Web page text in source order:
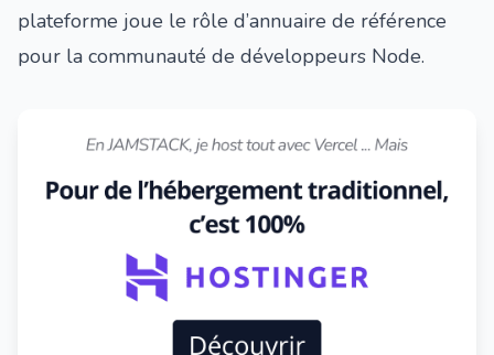
plateforme joue le rôle d’annuaire de référence
pour la communauté de développeurs Node.